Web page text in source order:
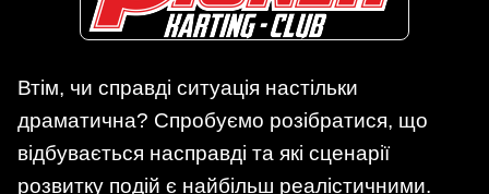
Втім, чи справді ситуація настільки
драматична? Спробуємо розібратися, що
відбувається насправді та які сценарії
розвитку подій є найбільш реалістичними.